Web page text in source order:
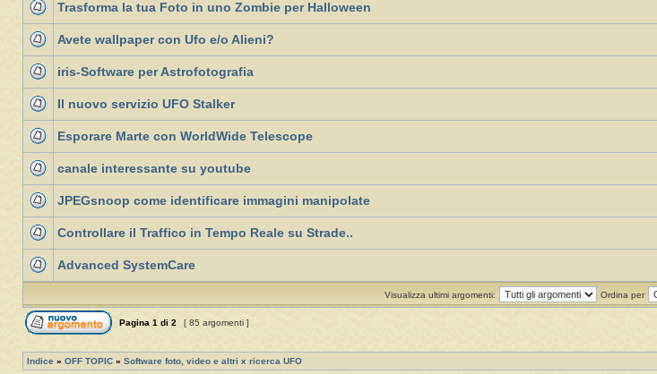
Trasforma la tua Foto in uno Zombie per Halloween
Avete wallpaper con Ufo e/o Alieni?
iris-Software per Astrofotografia
Il nuovo servizio UFO Stalker
Esporare Marte con WorldWide Telescope
canale interessante su youtube
JPEGsnoop come identificare immagini manipolate
Controllare il Traffico in Tempo Reale su Strade..
Advanced SystemCare
Visualizza ultimi argomenti: Ordina per
Pagina 1 di 2 [ 85 argomenti ]
Indice » OFF TOPIC » Software foto, video e altri x ricerca UFO